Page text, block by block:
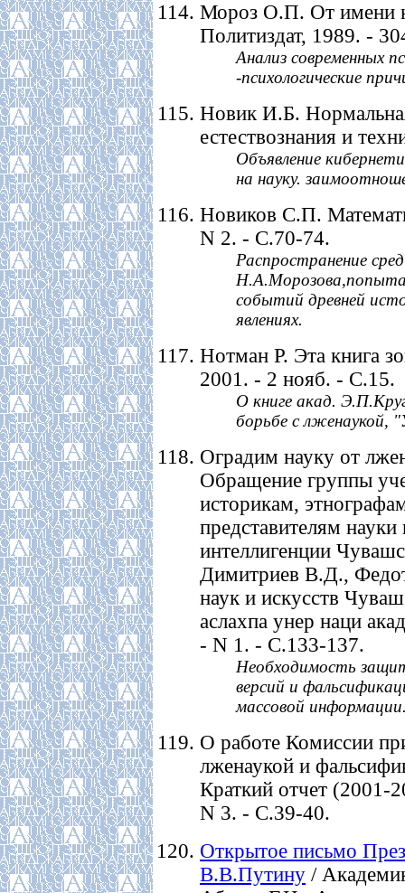
Мороз О.П. От имени
Политиздат, 1989. -
Анализ современных
-психологические
Новик И.Б.
естествознания и
Объявление
на науку.
Новиков С.П.
N 2. - С.70-74.
Распространение
событий древней
явлениях.
Нотман Р. Эта книга
2001. - 2 нояб. - С.15.
О книге акад.
борьбе с лженаукой,
Оградим науку от
Обращение группы
историкам,
представителям
интеллигенции
Димитриев В.Д.,
наук и искусств
аслахпа унер наци
- N 1. - С.133-137.
Необходимость
версий и
массовой
О работе Комиссии
лженаукой и
Краткий отчет (2001-
N 3. - С.39-40.
Открытое письмо
В.В.Путину /